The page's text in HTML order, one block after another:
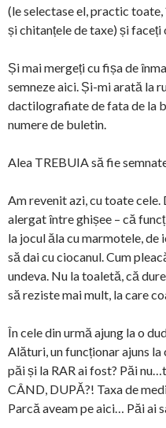
(le selectase el, practic
și chitanțele de taxe) și faceți
Și mai mergeți cu fișa de
semneze aici. Și-mi arată la
dactilografiate de fata de la
numere de buletin.
Alea TREBUIA să fie
Am revenit azi, cu toate cele.
alergat între ghișee – că
la jocul ăla cu marmotele, de
să dai cu ciocanul. Cum
undeva. Nu la toaletă, că
să reziste mai mult, la care
În cele din urmă ajung la o
Alături, un funcționar ajuns
păi și la RAR ai fost? Păi
CÂND, DUPĂ?! Taxa de
Parcă aveam pe aici… Păi ai